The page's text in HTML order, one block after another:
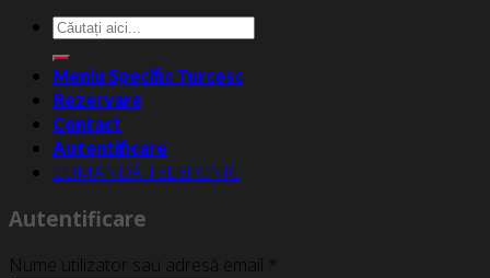
Caută
după:
Meniu Specific Turcesc
Rezervare
Contact
Autentificare
COMANDĂ TELEFONIC
Autentificare
Nume utilizator sau adresă email *